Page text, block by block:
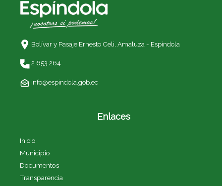
Bolívar y Pasaje Ernesto Celi, Amaluza - Espíndola
2 653 264
info@espindola.gob.ec
Enlaces
Inicio
Municipio
Documentos
Transparencia